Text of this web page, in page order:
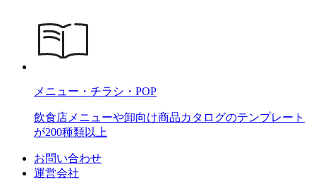
メニュー・チラシ・POP
飲食店メニューや卸向け商品カタログのテンプレート
が200種類以上
お問い合わせ
運営会社